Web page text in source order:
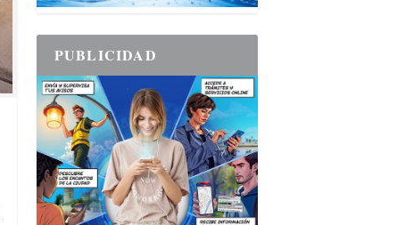
PUBLICIDAD